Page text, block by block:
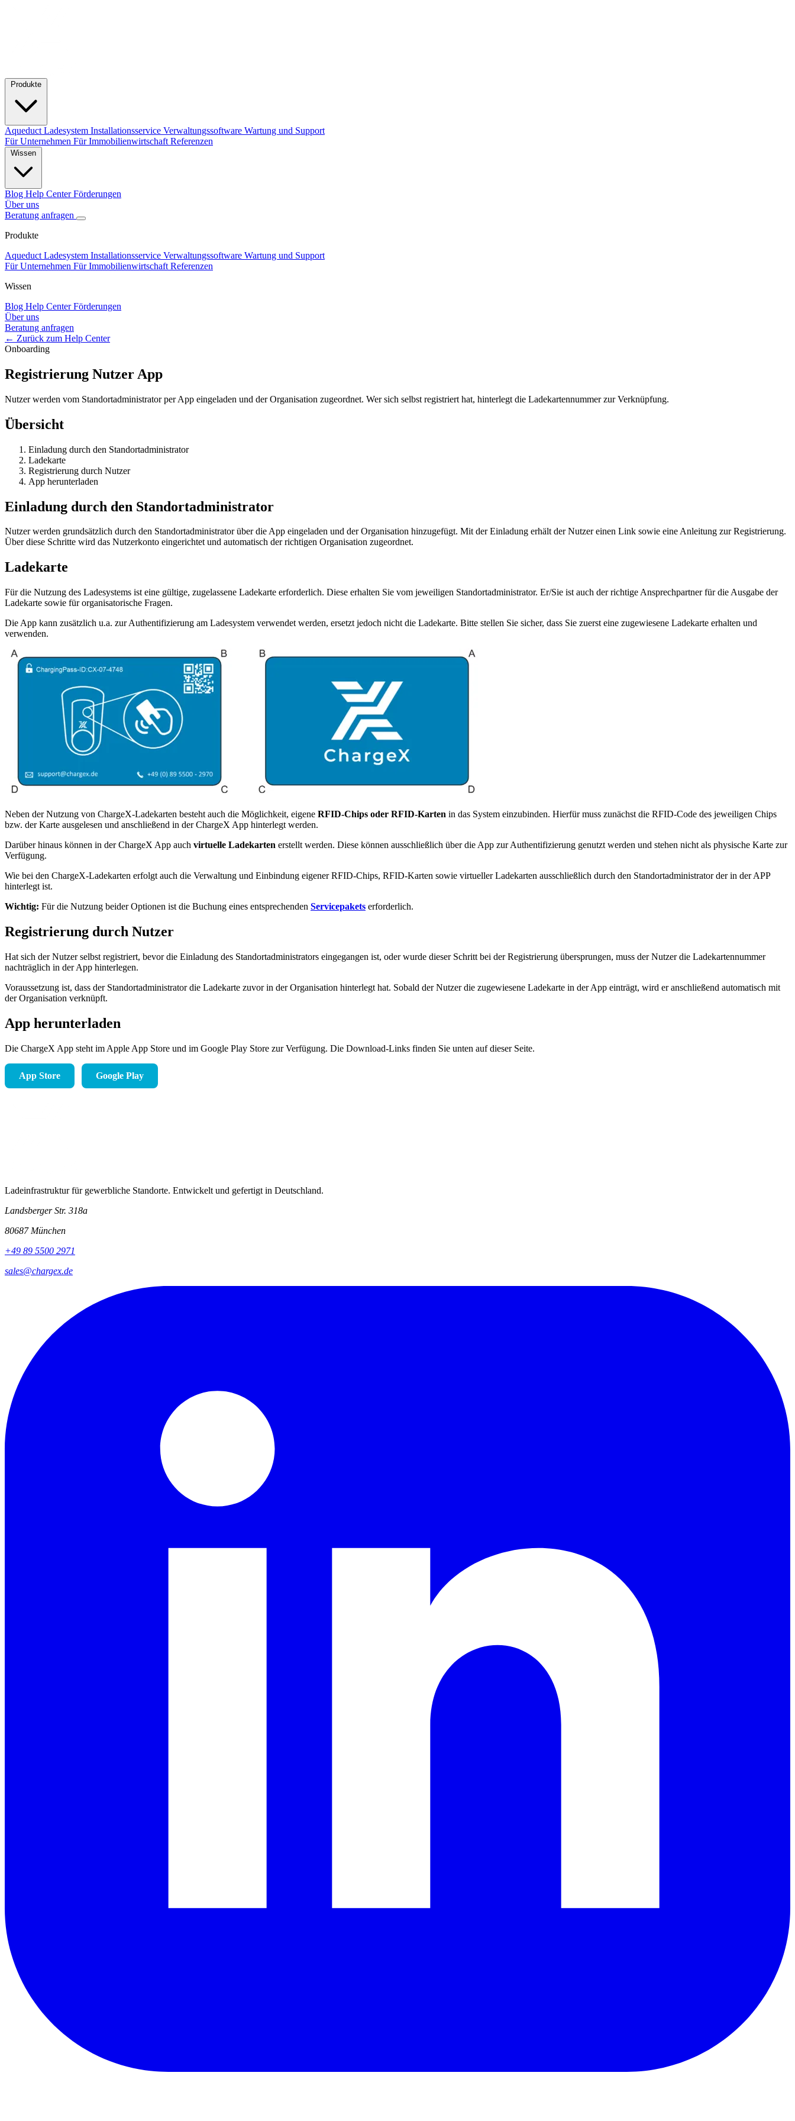
Aqueduct Ladesystem Installationsservice Verwaltungssoftware Wartung und Support
Für Unternehmen Für Immobilienwirtschaft Referenzen
Blog Help CenterFörderungen
Über uns
Beratung anfragen
Produkte
Aqueduct Ladesystem Installationsservice Verwaltungssoftware Wartung und Support
Für Unternehmen Für Immobilienwirtschaft Referenzen
Wissen
Blog Help CenterFörderungen
Über uns
Beratung anfragen
← Zurück zum Help Center
Onboarding
Registrierung Nutzer App
Nutzer werden vom Standortadministrator per App eingeladen und der Organisation zugeordnet. Wer sich selbst registriert hat, hinterlegt die Ladekartennummer zur Verknüpfung.
Übersicht
Einladung durch den Standortadministrator
Ladekarte
Registrierung durch Nutzer
App herunterladen
Einladung durch den Standortadministrator
Nutzer werden grundsätzlich durch den Standortadministrator über die App eingeladen und der Organisation hinzugefügt. Mit der Einladung erhält der Nutzer einen Link sowie eine Anleitung zur Registrierung.
Über diese Schritte wird das Nutzerkonto eingerichtet und automatisch der richtigen Organisation zugeordnet.
Ladekarte
Für die Nutzung des Ladesystems ist eine gültige, zugelassene Ladekarte erforderlich. Diese erhalten Sie vom jeweiligen Standortadministrator. Er/Sie ist auch der richtige Ansprechpartner für die Ausgabe der
Ladekarte sowie für organisatorische Fragen.
Die App kann zusätzlich u.a. zur Authentifizierung am Ladesystem verwendet werden, ersetzt jedoch nicht die Ladekarte. Bitte stellen Sie sicher, dass Sie zuerst eine zugewiesene Ladekarte erhalten und
verwenden.
Neben der Nutzung von ChargeX-Ladekarten besteht auch die Möglichkeit, eigene RFID-Chips oder RFID-Karten in das System einzubinden. Hierfür muss zunächst die RFID-Code des jeweiligen Chips
bzw. der Karte ausgelesen und anschließend in der ChargeX App hinterlegt werden.
Darüber hinaus können in der ChargeX App auch virtuelle Ladekarten erstellt werden. Diese können ausschließlich über die App zur Authentifizierung genutzt werden und stehen nicht als physische Karte zur
Verfügung.
Wie bei den ChargeX-Ladekarten erfolgt auch die Verwaltung und Einbindung eigener RFID-Chips, RFID-Karten sowie virtueller Ladekarten ausschließlich durch den Standortadministrator der in der APP
hinterlegt ist.
Wichtig: Für die Nutzung beider Optionen ist die Buchung eines entsprechenden Servicepakets erforderlich.
Registrierung durch Nutzer
Hat sich der Nutzer selbst registriert, bevor die Einladung des Standortadministrators eingegangen ist, oder wurde dieser Schritt bei der Registrierung übersprungen, muss der Nutzer die Ladekartennummer
nachträglich in der App hinterlegen.
Voraussetzung ist, dass der Standortadministrator die Ladekarte zuvor in der Organisation hinterlegt hat. Sobald der Nutzer die zugewiesene Ladekarte in der App einträgt, wird er anschließend automatisch mit
der Organisation verknüpft.
App herunterladen
Die ChargeX App steht im Apple App Store und im Google Play Store zur Verfügung. Die Download-Links finden Sie unten auf dieser Seite.
App Store Google Play
Ladeinfrastruktur für gewerbliche Standorte. Entwickelt und gefertigt in Deutschland.
Landsberger Str. 318a
80687 München
+49 89 5500 2971
sales@chargex.de